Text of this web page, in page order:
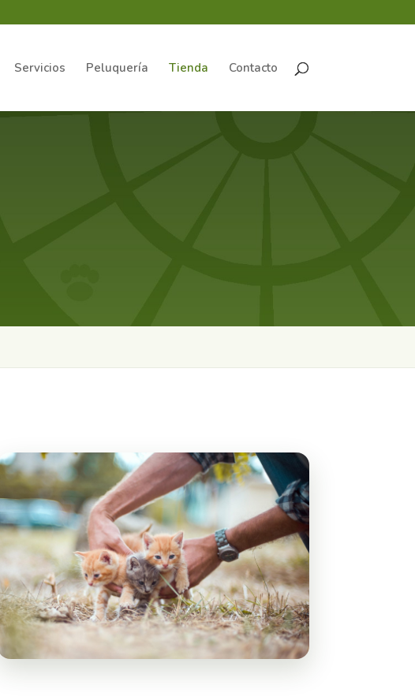
Servicios Peluquería Tienda Contacto